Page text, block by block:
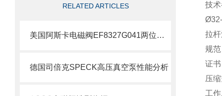
RELATED ARTICLES
美国阿斯卡电磁阀EF8327G041两位四通技术
德国司倍克SPECK高压真空泵性能分析
技
拉
规
证
压
工